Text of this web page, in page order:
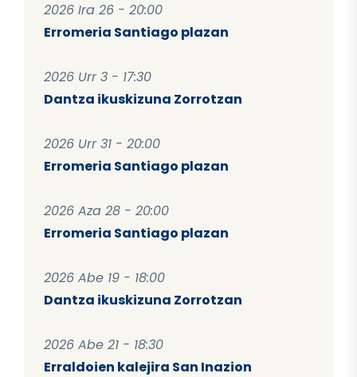
2026 Ira 26 - 20:00
Erromeria Santiago plazan
2026 Urr 3 - 17:30
Dantza ikuskizuna Zorrotzan
2026 Urr 31 - 20:00
Erromeria Santiago plazan
2026 Aza 28 - 20:00
Erromeria Santiago plazan
2026 Abe 19 - 18:00
Dantza ikuskizuna Zorrotzan
2026 Abe 21 - 18:30
Erraldoien kalejira San Inazion